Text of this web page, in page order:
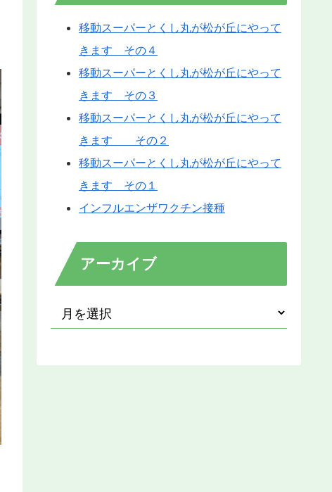
移動スーパーとくし丸が松が丘にやって
きます その４
移動スーパーとくし丸が松が丘にやって
きます その３
移動スーパーとくし丸が松が丘にやって
きます その２
移動スーパーとくし丸が松が丘にやって
きます その１
インフルエンザワクチン接種
アーカイブ